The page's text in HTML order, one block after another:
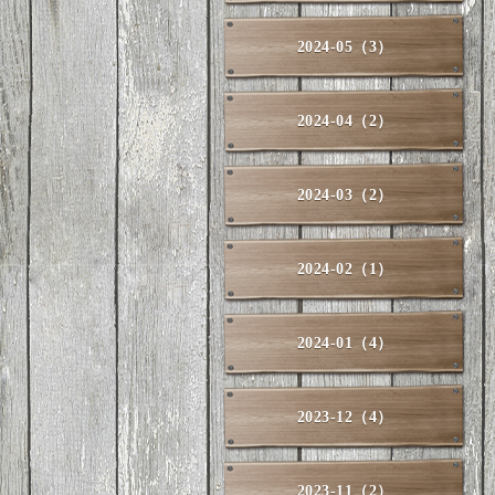
2024-05（3）
2024-04（2）
2024-03（2）
2024-02（1）
2024-01（4）
2023-12（4）
2023-11（2）